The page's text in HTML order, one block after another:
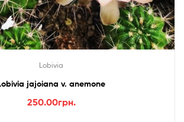
Lobivia
jajoiana v. anemone
250.00грн.